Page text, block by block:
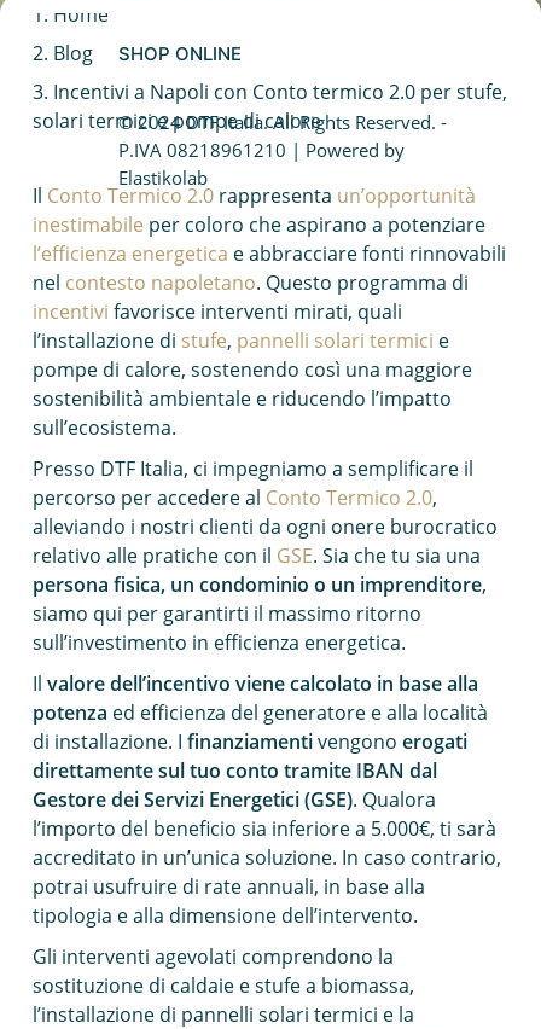
Caldaie Hybrid System
Trasformazione vasca doccia
SHOP ONLINE
© 2024 DTF Italia. All Rights Reserved. -
P.IVA 08218961210 | Powered by
Elastikolab
Home
Blog
Incentivi a Napoli con Conto termico 2.0 per stufe,
solari termici e pompe di calore
Il Conto Termico 2.0rappresenta un’opportunità
inestimabile per coloro che aspirano a potenziare
l’efficienza energetica e abbracciare fonti rinnovabili
nel contesto napoletano. Questo programma di
incentivi favorisce interventi mirati, quali
l’installazione di stufe, pannelli solari termici e
pompe di calore, sostenendo così una maggiore
sostenibilità ambientale e riducendo l’impatto
sull’ecosistema.
Presso DTF Italia, ci impegniamo a semplificare il
percorso per accedere al Conto Termico 2.0,
alleviando i nostri clienti da ogni onere burocratico
relativo alle pratiche con il GSE. Sia che tu sia una
persona fisica, un condominio o un imprenditore,
siamo qui per garantirti il massimo ritorno
sull’investimento in efficienza energetica.
Il valore dell’incentivo viene calcolato in base alla
potenza ed efficienza del generatore e alla località
di installazione. I finanziamentivengono erogati
direttamente sul tuo conto tramite IBAN dal
Gestore dei Servizi Energetici (GSE). Qualora
l’importo del beneficio sia inferiore a 5.000€, ti sarà
accreditato in un’unica soluzione. In caso contrario,
potrai usufruire di rate annuali, in base alla
tipologia e alla dimensione dell’intervento.
Gli interventi agevolati comprendono la
sostituzione di caldaie e stufe a biomassa,
l’installazione di pannelli solari termici e la